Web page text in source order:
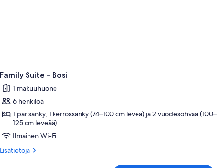
Family Suite - Bosi
1 makuuhuone
6 henkilöä
1 parisänky, 1 kerrossänky (74–100 cm leveä) ja 2 vuodesohvaa (100–
125 cm leveää)
Ilmainen Wi-Fi
Lisätietoja
Lisätietoja